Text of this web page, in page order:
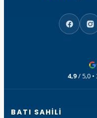
4,9/ 5,0
BATI SAHILI